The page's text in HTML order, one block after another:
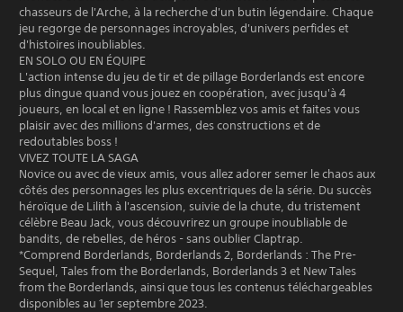
chasseurs de l'Arche, à la recherche d'un butin légendaire. Chaque
jeu regorge de personnages incroyables, d'univers perfides et
d'histoires inoubliables.
EN SOLO OU EN ÉQUIPE
L'action intense du jeu de tir et de pillage Borderlands est encore
plus dingue quand vous jouez en coopération, avec jusqu'à 4
joueurs, en local et en ligne ! Rassemblez vos amis et faites vous
plaisir avec des millions d'armes, des constructions et de
redoutables boss !
VIVEZ TOUTE LA SAGA
Novice ou avec de vieux amis, vous allez adorer semer le chaos aux
côtés des personnages les plus excentriques de la série. Du succès
héroïque de Lilith à l'ascension, suivie de la chute, du tristement
célèbre Beau Jack, vous découvrirez un groupe inoubliable de
bandits, de rebelles, de héros - sans oublier Claptrap.
*Comprend Borderlands, Borderlands 2, Borderlands : The Pre-
Sequel, Tales from the Borderlands, Borderlands 3 et New Tales
from the Borderlands, ainsi que tous les contenus téléchargeables
disponibles au 1er septembre 2023.